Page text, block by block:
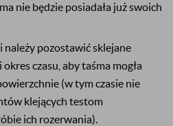
nie będzie posiadała już swoich
pozostawić sklejane
czasu, aby taśma mogła
(w tym czasie nie
klejących testom
ich rozerwania).